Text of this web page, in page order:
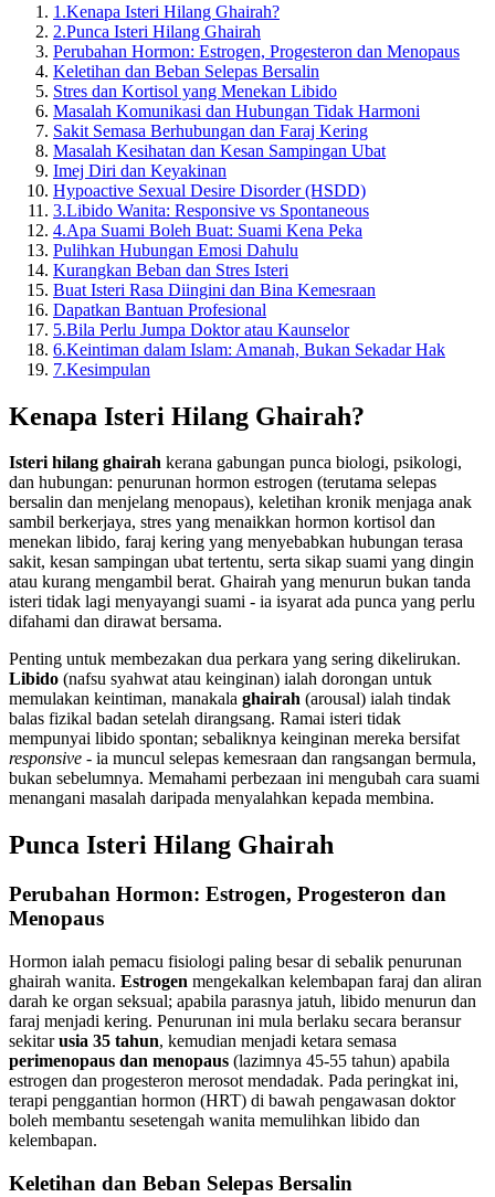
1.Kenapa Isteri Hilang Ghairah?
2.Punca Isteri Hilang Ghairah
Perubahan Hormon: Estrogen, Progesteron dan Menopaus
Keletihan dan Beban Selepas Bersalin
Stres dan Kortisol yang Menekan Libido
Masalah Komunikasi dan Hubungan Tidak Harmoni
Sakit Semasa Berhubungan dan Faraj Kering
Masalah Kesihatan dan Kesan Sampingan Ubat
Imej Diri dan Keyakinan
Hypoactive Sexual Desire Disorder (HSDD)
3.Libido Wanita: Responsive vs Spontaneous
4.Apa Suami Boleh Buat: Suami Kena Peka
Pulihkan Hubungan Emosi Dahulu
Kurangkan Beban dan Stres Isteri
Buat Isteri Rasa Diingini dan Bina Kemesraan
Dapatkan Bantuan Profesional
5.Bila Perlu Jumpa Doktor atau Kaunselor
6.Keintiman dalam Islam: Amanah, Bukan Sekadar Hak
7.Kesimpulan
Kenapa Isteri Hilang Ghairah?
Isteri hilang ghairah kerana gabungan punca biologi, psikologi,
dan hubungan: penurunan hormon estrogen (terutama selepas
bersalin dan menjelang menopaus), keletihan kronik menjaga anak
sambil berkerjaya, stres yang menaikkan hormon kortisol dan
menekan libido, faraj kering yang menyebabkan hubungan terasa
sakit, kesan sampingan ubat tertentu, serta sikap suami yang dingin
atau kurang mengambil berat. Ghairah yang menurun bukan tanda
isteri tidak lagi menyayangi suami - ia isyarat ada punca yang perlu
difahami dan dirawat bersama.
Penting untuk membezakan dua perkara yang sering dikelirukan.
Libido (nafsu syahwat atau keinginan) ialah dorongan untuk
memulakan keintiman, manakala ghairah (arousal) ialah tindak
balas fizikal badan setelah dirangsang. Ramai isteri tidak
mempunyai libido spontan; sebaliknya keinginan mereka bersifat
responsive - ia muncul selepas kemesraan dan rangsangan bermula,
bukan sebelumnya. Memahami perbezaan ini mengubah cara suami
menangani masalah daripada menyalahkan kepada membina.
Punca Isteri Hilang Ghairah
Perubahan Hormon: Estrogen, Progesteron dan
Menopaus
Hormon ialah pemacu fisiologi paling besar di sebalik penurunan
ghairah wanita. Estrogen mengekalkan kelembapan faraj dan aliran
darah ke organ seksual; apabila parasnya jatuh, libido menurun dan
faraj menjadi kering. Penurunan ini mula berlaku secara beransur
sekitarusia 35 tahun, kemudian menjadi ketara semasa
perimenopaus dan menopaus (lazimnya 45-55 tahun) apabila
estrogen dan progesteron merosot mendadak. Pada peringkat ini,
terapi penggantian hormon (HRT) di bawah pengawasan doktor
boleh membantu sesetengah wanita memulihkan libido dan
kelembapan.
Keletihan dan Beban Selepas Bersalin